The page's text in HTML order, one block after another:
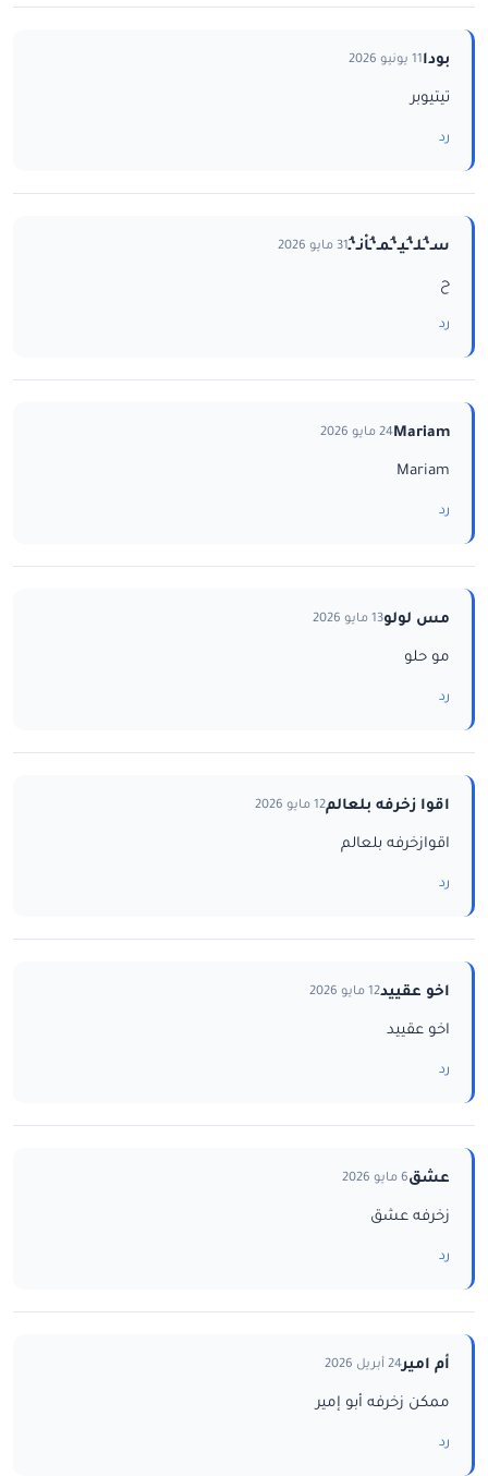
بودا11 يونيو 2026
تيتيوبر
رد
سـ‘ـُلـ‘ـُيـ‘ـُمـ‘ـُاْنـ‘ـُ31 مايو 2026
ح
رد
Mariam24 مايو 2026
Mariam
رد
مس لولو13 مايو 2026
مو حلو
رد
اقوا زخرفه بلعالم12 مايو 2026
اقوازخرفه بلعالم
رد
اخو عقييد12 مايو 2026
اخو عقييد
رد
عشق6 مايو 2026
زخرفه عشق
رد
أم امير24 أبريل 2026
ممكن زخرفه أبو إمير
رد